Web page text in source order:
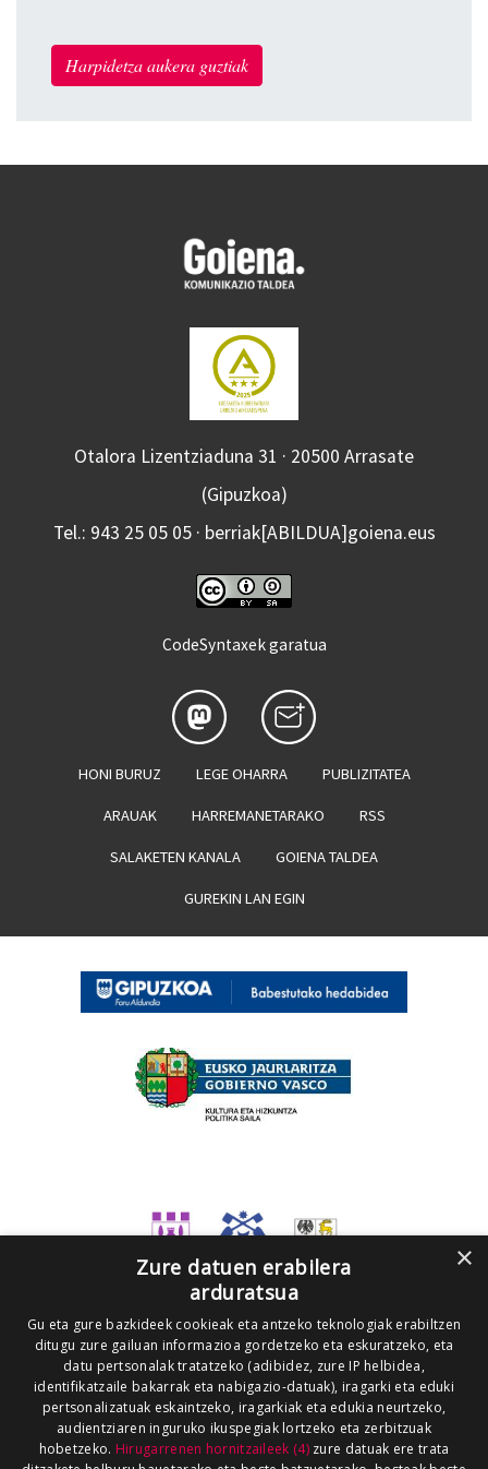
Harpidetza aukera guztiak
Otalora Lizentziaduna 31 · 20500 Arrasate
(Gipuzkoa)
Tel.: 943 25 05 05 · berriak[ABILDUA]goiena.eus
CodeSyntaxek garatua
HONI BURUZ LEGE OHARRA PUBLIZITATEA
ARAUAK HARREMANETARAKO RSS
SALAKETEN KANALA GOIENA TALDEA
GUREKIN LAN EGIN
×
Zure datuen erabilera
arduratsua
Gu eta gure bazkideek cookieak eta antzeko teknologiak erabiltzen
ditugu zure gailuan informazioa gordetzeko eta eskuratzeko, eta
datu pertsonalak tratatzeko (adibidez, zure IP helbidea,
identifikatzaile bakarrak eta nabigazio-datuak), iragarki eta eduki
pertsonalizatuak eskaintzeko, iragarkiak eta edukia neurtzeko,
audientziaren inguruko ikuspegiak lortzeko eta zerbitzuak
hobetzeko. Hirugarrenen hornitzaileek (4)zure datuak ere trata